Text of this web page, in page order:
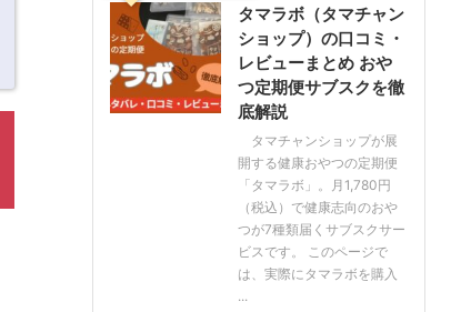
タマラボ（タマチャン
ショップ）の口コミ・
レビューまとめ おや
つ定期便サブスクを徹
底解説
タマチャンショップが展
開する健康おやつの定期便
「タマラボ」。月1,780円
（税込）で健康志向のおや
つが7種類届くサブスクサー
ビスです。 このページで
は、実際にタマラボを購入
...